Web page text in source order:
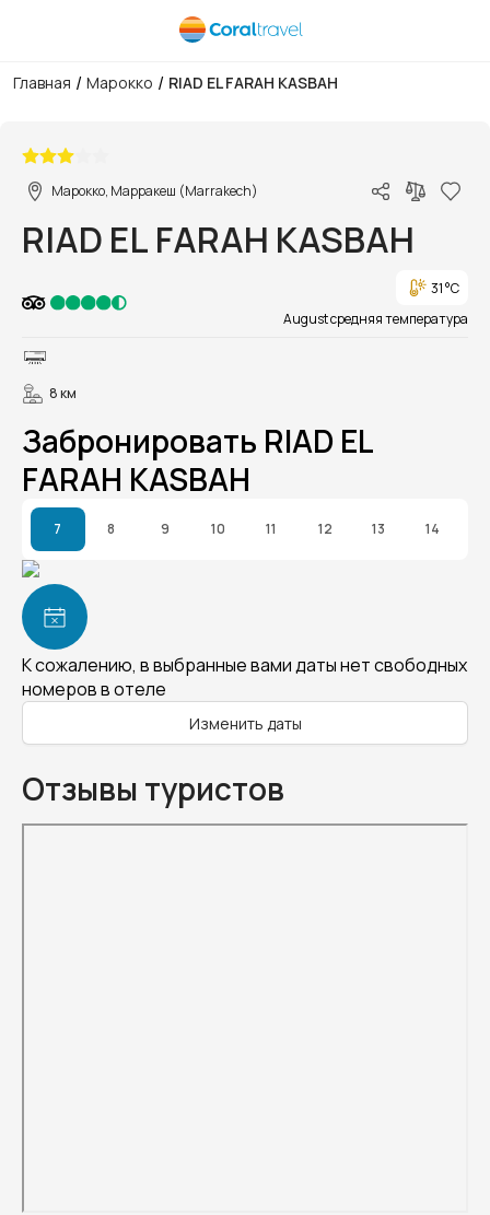
Главная / Марокко / RIAD EL FARAH KASBAH
Марокко, Марракеш (Marrakech)
RIAD EL FARAH KASBAH
31 °C
August средняя температура
8 км
Забронировать RIAD EL
FARAH KASBAH
7 8 9 10 11 12 13 14
К сожалению, в выбранные вами даты нет свободных
номеров в отеле
Изменить даты
Отзывы туристов